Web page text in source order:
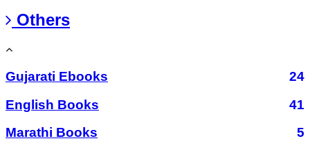
Others
Gujarati Ebooks
24
English Books
41
Marathi Books
5